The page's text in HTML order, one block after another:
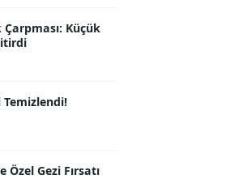
Küçük
Temizlendi!
Özel Gezi Fırsatı